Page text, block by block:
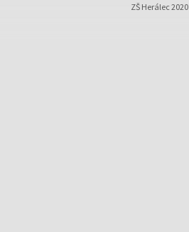
ZŠ Herálec 2020